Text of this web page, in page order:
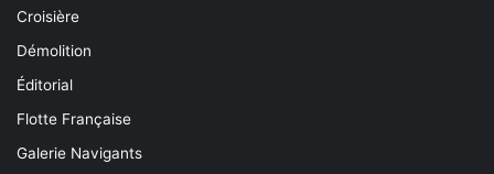
Croisière
Démolition
Éditorial
Flotte Française
Galerie Navigants